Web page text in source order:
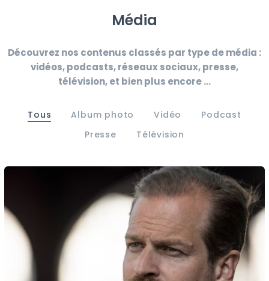
Média
Découvrez nos contenus classés par type de média :
vidéos, podcasts, réseaux sociaux, presse,
télévision, et bien plus encore ...
Tous Album photo Vidéo
Podcast
Presse
Télévision